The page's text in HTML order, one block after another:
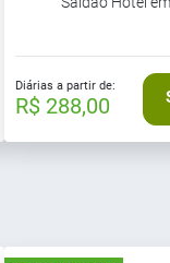
Diárias a partir de:
R$ 288,00